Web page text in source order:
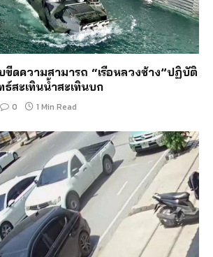
ขีดความสามารถ “เรือหลวงช้าง”ปฏิบัติ
ธ์สะเทินน้ำสะเทินบก
0 1 Min Read